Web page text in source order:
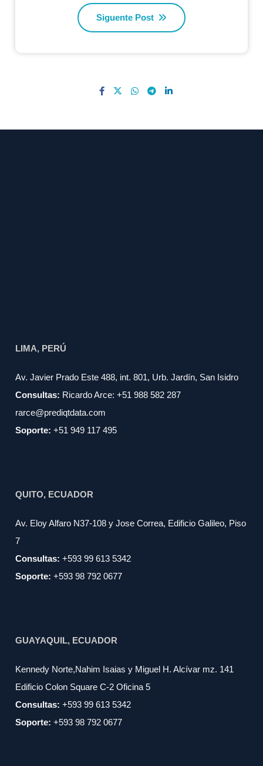
Siguente Post
LIMA, PERÚ
Av. Javier Prado Este 488, int. 801, Urb. Jardín, San Isidro
Consultas: Ricardo Arce: +51 988 582 287
rarce@prediqtdata.com
Soporte: +51 949 117 495
QUITO, ECUADOR
Av. Eloy Alfaro N37-108 y Jose Correa, Edificio Galileo, Piso
7
Consultas: +593 99 613 5342
Soporte: +593 98 792 0677
GUAYAQUIL, ECUADOR
Kennedy Norte,Nahim Isaias y Miguel H. Alcívar mz. 141
Edificio Colon Square C-2 Oficina 5
Consultas: +593 99 613 5342
Soporte: +593 98 792 0677